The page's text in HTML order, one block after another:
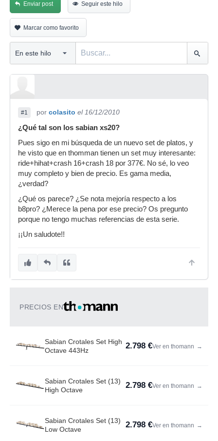
Enviar post Seguir este hilo
Marcar como favorito
#1 por colasito el 16/12/2010
¿Qué tal son los sabian xs20?
Pues sigo en mi búsqueda de un nuevo set de platos, y
he visto que en thomman tienen un set muy interesante:
ride+hihat+crash 16+crash 18 por 377€. No sé, lo veo
muy completo y bien de precio. Es gama media,
¿verdad?
¿Qué os parece? ¿Se nota mejoría respecto a los
b8pro? ¿Merece la pena por ese precio? Os pregunto
porque no tengo muchas referencias de esta serie.
¡¡Un saludote!!
PRECIOS EN
Sabian Crotales Set High
Octave 443Hz
2.798 €Ver en thomann →
Sabian Crotales Set (13)
High Octave
2.798 €Ver en thomann →
Sabian Crotales Set (13)
Low Octave
2.798 €Ver en thomann →